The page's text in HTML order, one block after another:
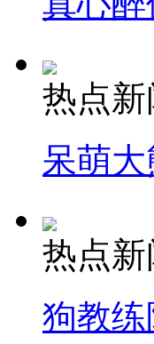
热点新
呆萌
热点新
狗教